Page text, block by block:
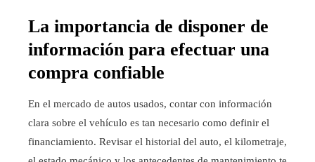
La importancia de disponer de
información para efectuar una
compra confiable
En el mercado de autos usados, contar con información
clara sobre el vehículo es tan necesario como definir el
financiamiento. Revisar el historial del auto, el kilometraje,